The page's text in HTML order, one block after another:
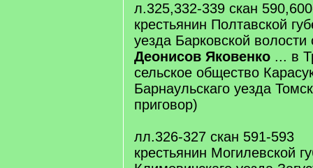
л.325,332-339 скан
крестьянин Полтавской
уезда Барковской
Деонисов Яковенко ... в
сельское общество
Барнаульскаго уезда
приговор)
лл.326-327 скан 591-593
крестьянин Могилевской